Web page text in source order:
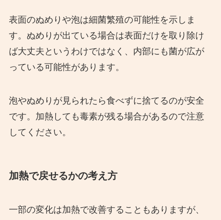
表面のぬめりや泡は細菌繁殖の可能性を示しま
す。ぬめりが出ている場合は表面だけを取り除け
ば大丈夫というわけではなく、内部にも菌が広が
っている可能性があります。
泡やぬめりが見られたら食べずに捨てるのが安全
です。加熱しても毒素が残る場合があるので注意
してください。
加熱で戻せるかの考え方
一部の変化は加熱で改善することもありますが、